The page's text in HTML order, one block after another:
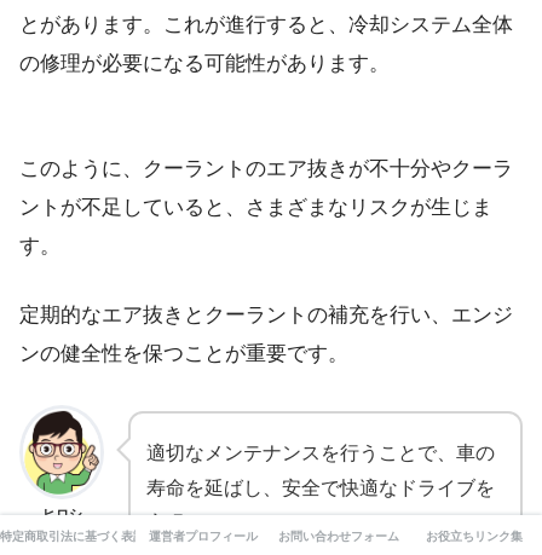
とがあります。これが進行すると、冷却システム全体
の修理が必要になる可能性があります。
このように、クーラントのエア抜きが不十分やクーラ
ントが不足していると、さまざまなリスクが生じま
す。
定期的なエア抜きとクーラントの補充を行い、エンジ
ンの健全性を保つことが重要です。
ヒロシ
適切なメンテナンスを行うことで、車の
寿命を延ばし、安全で快適なドライブを
特定商取引法に基づく表記 運営者プロフィール お問い合わせフォーム お役立ちリンク集